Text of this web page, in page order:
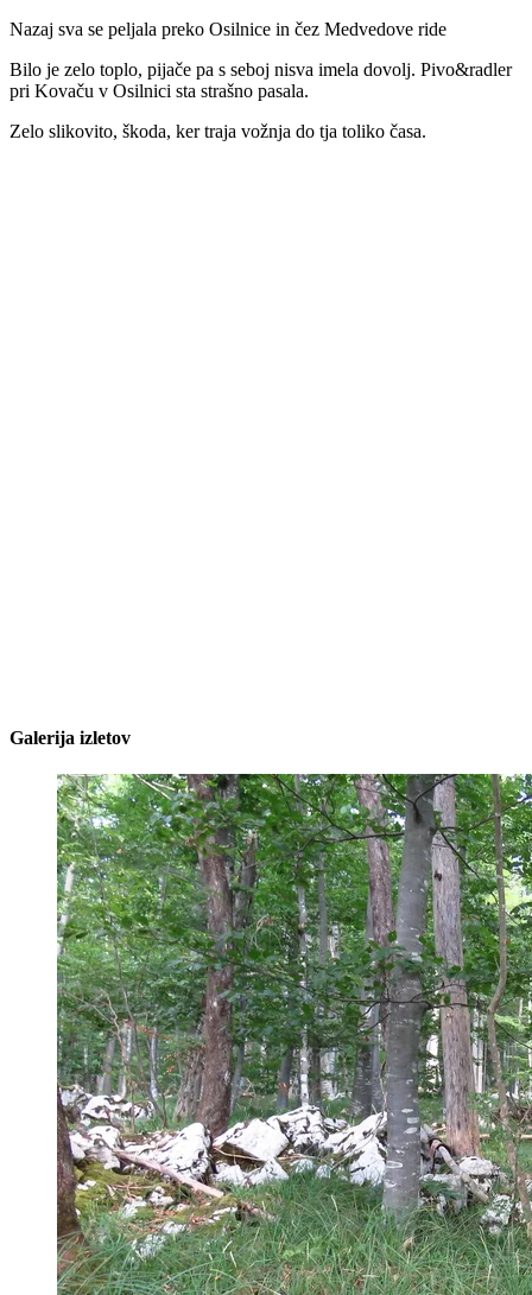
Nazaj sva se peljala preko Osilnice in čez Medvedove ride
Bilo je zelo toplo, pijače pa s seboj nisva imela dovolj. Pivo&radler
pri Kovaču v Osilnici sta strašno pasala.
Zelo slikovito, škoda, ker traja vožnja do tja toliko časa.
Galerija izletov